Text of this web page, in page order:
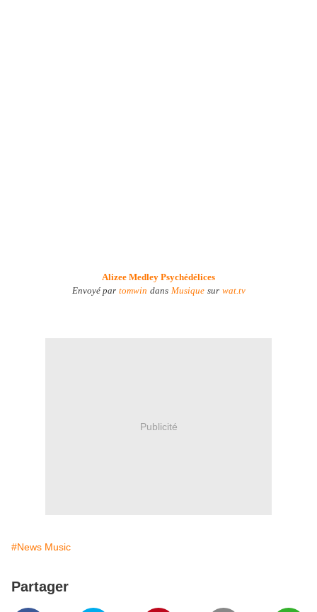
Alizee Medley Psychédélices
Envoyé par tomwin dans Musique sur wat.tv
Publicité
#News Music
Partager